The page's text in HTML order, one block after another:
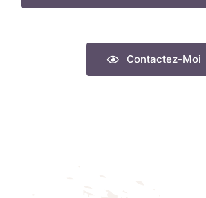
Contactez-Moi